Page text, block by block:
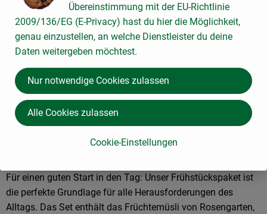
Beerentraum-Fruchtaufstrich
200g
, Herkunft:
Deutschland
1 Stückeingeplant
Deutschland
1 Stückeingeplant
Für einen guten Start in den Tag: Unser Frühstückspaket ist
die perfekte Grundlage für alle Herausforderungen des
Alltags. Das Set enthält das Früchtemüsli von Rosengarten,
Übereinstimmung mit der EU-Richtlinie
2009/136/EG (E-Privacy) hast du hier die Möglichkeit,
genau einzustellen, an welche Dienstleister du deine
Daten weitergeben möchtest.
Cookie-Einstellungen
Nur notwendige Cookies zulassen
Alle Cookies zulassen